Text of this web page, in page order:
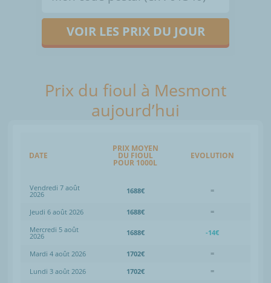
VOIR LES PRIX DU JOUR
Prix du fioul à Mesmont
aujourd’hui
DATE
PRIX MOYEN
DU FIOUL
POUR 1000L
EVOLUTION
Vendredi 7 août
2026 1688€ =
Jeudi 6 août 2026 1688€
=
Mercredi 5 août
2026 1688€ -14€
Mardi 4 août 2026 1702€
=
Lundi 3 août 2026
1702€
=